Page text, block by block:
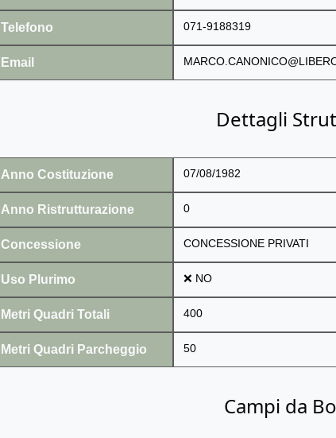
Telefono 071-9188319
Email
Dettagli
Anno Costituzione 07/08/1982
Anno Ristrutturazione 0
Concessione CONCESSIONE PRIVATI
Uso Plurimo ❌ NO
Metri Quadri Totali 400
Metri Quadri Parcheggio 50
Campi da